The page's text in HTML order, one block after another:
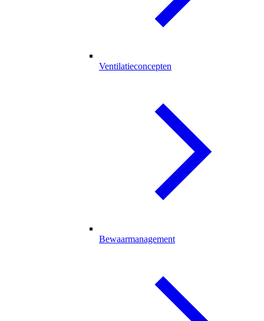
Ventilatieconcepten
Bewaarmanagement